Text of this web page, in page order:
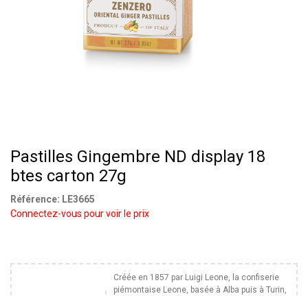
Pastilles Gingembre ND display 18
btes carton 27g
Référence: LE3665
Connectez-vous pour voir le prix
Créée en 1857 par Luigi Leone, la confiserie
piémontaise Leone, basée à Alba puis à Turin,